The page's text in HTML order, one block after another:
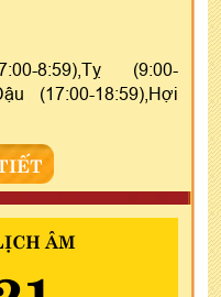
8:59),Tỵ (9:00-
(17:00-18:59),Hợi
ÂM